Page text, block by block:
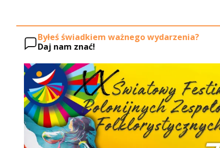
Byłeś świadkiem ważnego wydarzenia?
Daj nam znać!